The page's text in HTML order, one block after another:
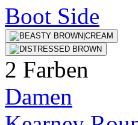
2 Farben
Damen